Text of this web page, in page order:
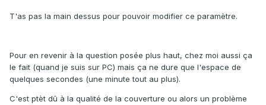
T'as pas la main dessus pour pouvoir modifier ce paramètre.
Pour en revenir à la question posée plus haut, chez moi aussi ça
le fait (quand je suis sur PC) mais ça ne dure que l'espace de
quelques secondes (une minute tout au plus).
C'est ptèt dû à la qualité de la couverture ou alors un problème